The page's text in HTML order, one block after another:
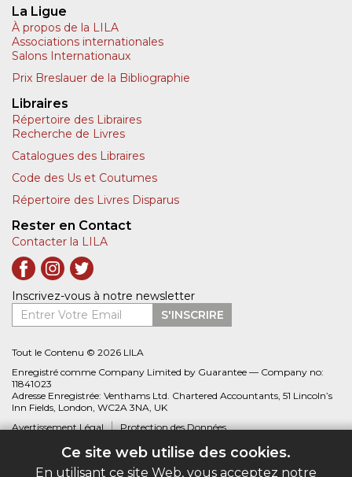
Ce site web utilise des cookies.
En utilisant ce site Web, vous acceptez notre
La Ligue
À propos de la LILA
Associations internationales
Salons Internationaux
Prix Breslauer de la Bibliographie
Libraires
Répertoire des Libraires
Recherche de Livres
Catalogues des Libraires
Code des Us et Coutumes
Répertoire des Livres Disparus
Rester en Contact
Contacter la LILA
Inscrivez-vous à notre newsletter
Entrer Votre Email
S'INSCRIRE
Tout le Contenu © 2026 LILA
Enregistré comme Company Limited by Guarantee — Company no:
11841023
Adresse Enregistrée: Venthams Ltd. Chartered Accountants, 51 Lincoln’s
Inn Fields, London, WC2A 3NA, UK
Avertissement Légal
Protection des Données